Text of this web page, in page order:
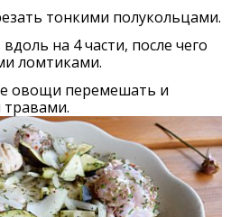
тонкими полукольцами.
на 4 части, после чего
ломтиками.
овощи перемешать и